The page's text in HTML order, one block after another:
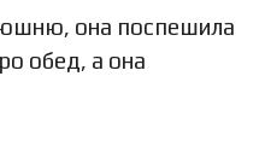
она поспешила
обед, а она